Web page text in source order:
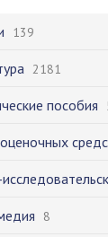
139
2181
пособия
8